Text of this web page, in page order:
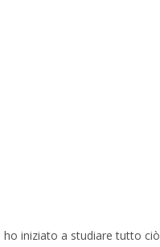
ho iniziato a studiare tutto ciò